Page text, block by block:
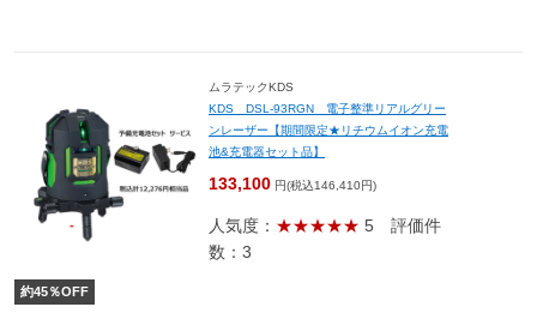
ムラテックKDS
KDS DSL-93RGN 電子整準リアルグリー
ンレーザー【期間限定★リチウムイオン充電
池&充電器セット品】
133,100 円(税込146,410円)
人気度： ★★★★★ 5 評価件
数：3
約45％OFF